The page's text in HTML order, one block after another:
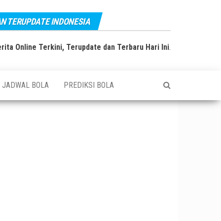
TERUPDATE INDONESIA
Online Terkini, Terupdate dan Terbaru Hari Ini.
JADWAL BOLA PREDIKSI BOLA